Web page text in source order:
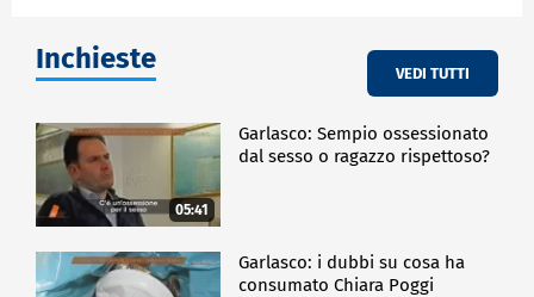
Inchieste VEDI TUTTI
05:41
Garlasco: Sempio ossessionato
dal sesso o ragazzo rispettoso?
Garlasco: i dubbi su cosa ha
consumato Chiara Poggi